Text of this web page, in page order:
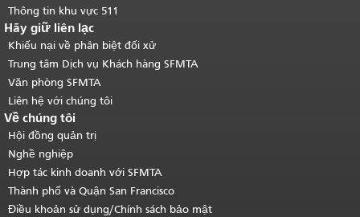
Thông tin khu vực 511
Hãy giữ liên lạc
Khiếu nại về phân biệt đối xử
Trung tâm Dịch vụ Khách hàng SFMTA
Văn phòng SFMTA
Liên hệ với chúng tôi
Về chúng tôi
Hội đồng quản trị
Nghề nghiệp
Hợp tác kinh doanh với SFMTA
Thành phố và Quận San Francisco
Điều khoản sử dụng/Chính sách bảo mật